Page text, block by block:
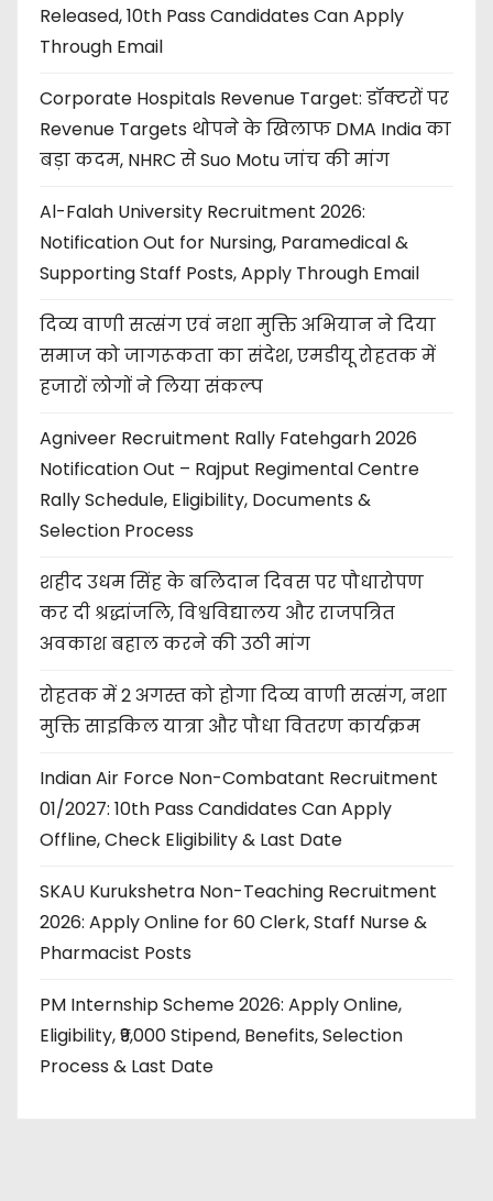
Released, 10th Pass Candidates Can Apply
Through Email
Corporate Hospitals Revenue Target: डॉक्टरों पर
Revenue Targets थोपने के खिलाफ DMA India का
बड़ा कदम, NHRC से Suo Motu जांच की मांग
Al-Falah University Recruitment 2026:
Notification Out for Nursing, Paramedical &
Supporting Staff Posts, Apply Through Email
दिव्य वाणी सत्संग एवं नशा मुक्ति अभियान ने दिया
समाज को जागरूकता का संदेश, एमडीयू रोहतक में
हजारों लोगों ने लिया संकल्प
Agniveer Recruitment Rally Fatehgarh 2026
Notification Out – Rajput Regimental Centre
Rally Schedule, Eligibility, Documents &
Selection Process
शहीद उधम सिंह के बलिदान दिवस पर पौधारोपण
कर दी श्रद्धांजलि, विश्वविद्यालय और राजपत्रित
अवकाश बहाल करने की उठी मांग
रोहतक में 2 अगस्त को होगा दिव्य वाणी सत्संग, नशा
मुक्ति साइकिल यात्रा और पौधा वितरण कार्यक्रम
Indian Air Force Non-Combatant Recruitment
01/2027: 10th Pass Candidates Can Apply
Offline, Check Eligibility & Last Date
SKAU Kurukshetra Non-Teaching Recruitment
2026: Apply Online for 60 Clerk, Staff Nurse &
Pharmacist Posts
PM Internship Scheme 2026: Apply Online,
Eligibility, ₹9,000 Stipend, Benefits, Selection
Process & Last Date